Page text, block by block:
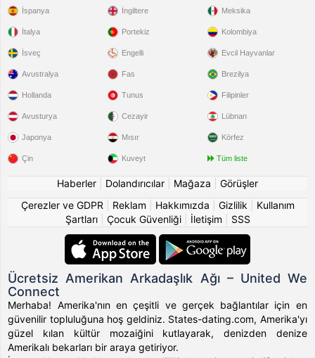
İspanya
İtalya
İsveç
İngiltere
Portekiz
Engelli
Meksika
Kolombiya
Evcil Hayvanlar
Avustralya
Hollanda
Avusturya
Japonya
Çin
Fas
Tunus
Cezayir
Mısır
Kuveyt
Brezilya
Filipinler
Lübnan
Körfez
Tüm liste
Haberler Dolandırıcılar Mağaza
Görüşler
Çerezler ve GDPR
Reklam Hakkımızda Gizlilik
Kullanım
Şartları| Çocuk Güvenliği| İletişim SSS
Ücretsiz Amerikan Arkadaşlık Ağı – United We
Connect
Merhaba! Amerika'nın en çeşitli ve gerçek bağlantılar için en
güvenilir topluluğuna hoş geldiniz. States-dating.com, Amerika'yı
güzel kılan kültür mozaiğini kutlayarak, denizden denize
Amerikalı bekarları bir araya getiriyor.